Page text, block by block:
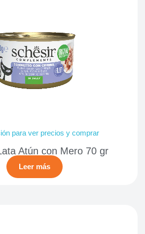
para ver precios y comprar
Atún con Mero 70 gr
Leer más